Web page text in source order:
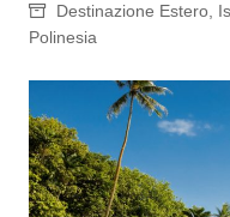
Destinazione Estero,
Polinesia